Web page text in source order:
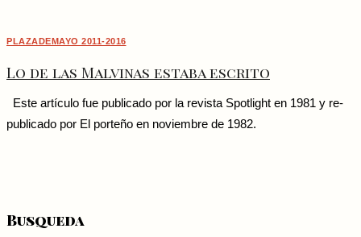
PLAZADEMAYO 2011-2016
Lo de las Malvinas estaba escrito
Este artículo fue publicado por la revista Spotlight en 1981 y re-
publicado por El porteño en noviembre de 1982.
Busqueda